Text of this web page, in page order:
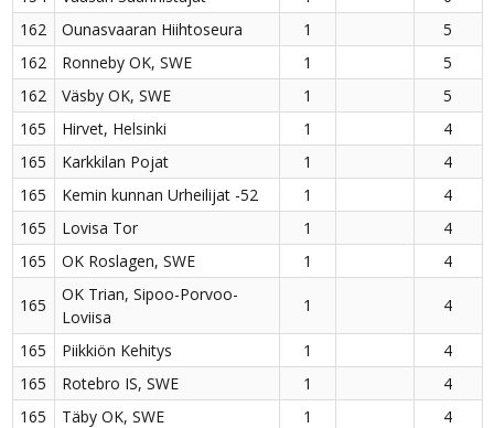
162
Ounasvaaran Hiihtoseura 1
5
162
Ronneby OK, SWE 1
5
162
Väsby OK, SWE 1
5
165
Hirvet, Helsinki 1
4
165
Karkkilan Pojat 1
4
165
Kemin kunnan Urheilijat -52 1
4
165
Lovisa Tor 1
4
165
OK Roslagen, SWE 1 4
165
OK Trian, Sipoo-Porvoo-
Loviisa
1 4
165 Piikkiön Kehitys 1
4
165
Rotebro IS, SWE 1
4
165
Täby OK, SWE 1
4